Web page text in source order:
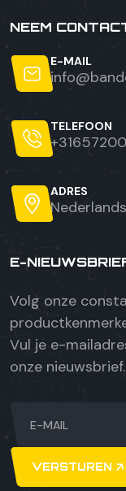
NEEM
E-MAIL
TELEFOON
ADRES
Nederlands
E-
Volg onze
Vul je e-
onze nieuwsbrief.
VERSTUREN